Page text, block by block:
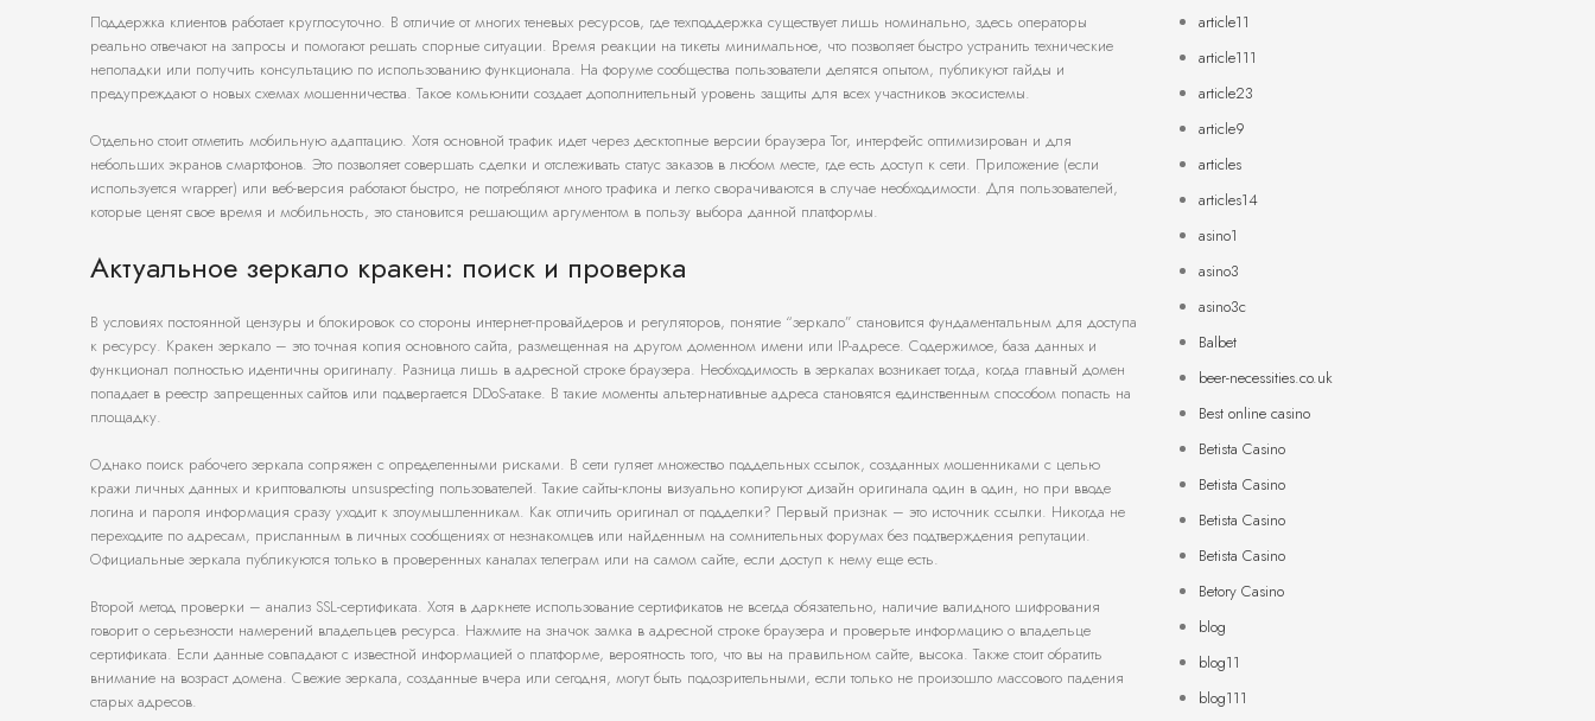
Поддержка клиентов работает круглосуточно. В отличие от многих теневых ресурсов, где техподдержка существует лишь номинально, здесь операторы
реально отвечают на запросы и помогают решать спорные ситуации. Время реакции на тикеты минимальное, что позволяет быстро устранить технические
неполадки или получить консультацию по использованию функционала. На форуме сообщества пользователи делятся опытом, публикуют гайды и
предупреждают о новых схемах мошенничества. Такое комьюнити создает дополнительный уровень защиты для всех участников экосистемы.
Отдельно стоит отметить мобильную адаптацию. Хотя основной трафик идет через десктопные версии браузера Tor, интерфейс оптимизирован и для
небольших экранов смартфонов. Это позволяет совершать сделки и отслеживать статус заказов в любом месте, где есть доступ к сети. Приложение (если
используется wrapper) или веб-версия работают быстро, не потребляют много трафика и легко сворачиваются в случае необходимости. Для пользователей,
которые ценят свое время и мобильность, это становится решающим аргументом в пользу выбора данной платформы.
Актуальное зеркало кракен: поиск и проверка
В условиях постоянной цензуры и блокировок со стороны интернет-провайдеров и регуляторов, понятие “зеркало” становится фундаментальным для доступа
к ресурсу. Кракен зеркало – это точная копия основного сайта, размещенная на другом доменном имени или IP-адресе. Содержимое, база данных и
функционал полностью идентичны оригиналу. Разница лишь в адресной строке браузера. Необходимость в зеркалах возникает тогда, когда главный домен
попадает в реестр запрещенных сайтов или подвергается DDoS-атаке. В такие моменты альтернативные адреса становятся единственным способом попасть на
площадку.
Однако поиск рабочего зеркала сопряжен с определенными рисками. В сети гуляет множество поддельных ссылок, созданных мошенниками с целью
кражи личных данных и криптовалюты unsuspecting пользователей. Такие сайты-клоны визуально копируют дизайн оригинала один в один, но при вводе
логина и пароля информация сразу уходит к злоумышленникам. Как отличить оригинал от подделки? Первый признак – это источник ссылки. Никогда не
переходите по адресам, присланным в личных сообщениях от незнакомцев или найденным на сомнительных форумах без подтверждения репутации.
Официальные зеркала публикуются только в проверенных каналах телеграм или на самом сайте, если доступ к нему еще есть.
Второй метод проверки – анализ SSL-сертификата. Хотя в даркнете использование сертификатов не всегда обязательно, наличие валидного шифрования
говорит о серьезности намерений владельцев ресурса. Нажмите на значок замка в адресной строке браузера и проверьте информацию о владельце
сертификата. Если данные совпадают с известной информацией о платформе, вероятность того, что вы на правильном сайте, высока. Также стоит обратить
внимание на возраст домена. Свежие зеркала, созданные вчера или сегодня, могут быть подозрительными, если только не произошло массового падения
старых адресов.
article11
article111
article23
article9
articles
articles14
asino1
asino3
asino3c
Balbet
beer-necessities.co.uk
Best online casino
Betista Casino
Betista Casino
Betista Casino
Betista Casino
Betory Casino
blog
blog11
blog111